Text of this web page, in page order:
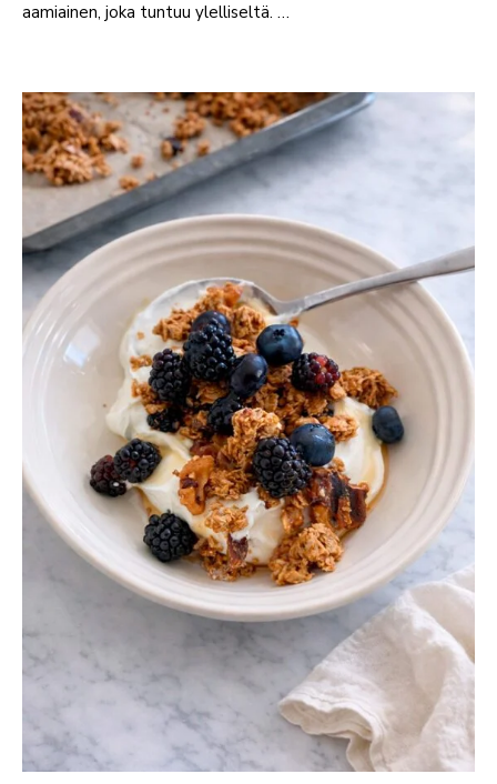
aamiainen, joka tuntuu ylelliseltä. …